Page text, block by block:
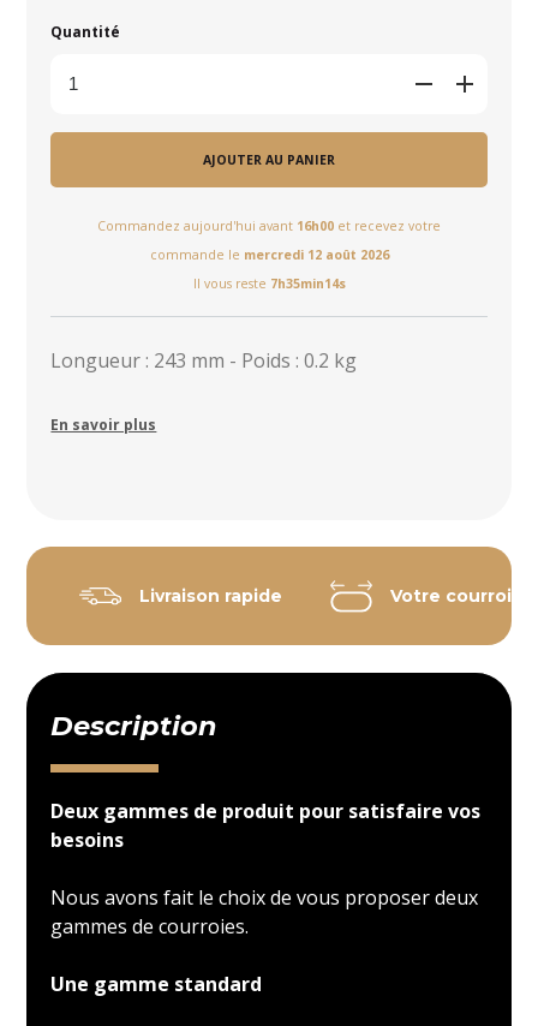
Quantité
AJOUTER AU PANIER
Commandez aujourd'hui avant 16h00 et recevez votre
commande le mercredi 12 août 2026
Il vous reste 7h35min14s
Longueur : 243 mm - Poids : 0.2 kg
En savoir plus
Livraison rapide Votre courroie
Description
Deux gammes de produit pour satisfaire vos
besoins
Nous avons fait le choix de vous proposer deux
gammes de courroies.
Une gamme standard